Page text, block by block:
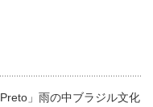
」雨の中ブラジル文化